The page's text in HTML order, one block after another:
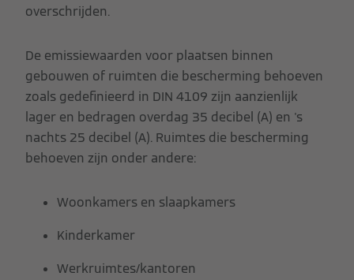
overschrijden.
De emissiewaarden voor plaatsen binnen
gebouwen of ruimten die bescherming behoeven
zoals gedefinieerd in DIN 4109 zijn aanzienlijk
lager en bedragen overdag 35 decibel (A) en 's
nachts 25 decibel (A). Ruimtes die bescherming
behoeven zijn onder andere:
Woonkamers en slaapkamers
Kinderkamer
Werkruimtes/kantoren